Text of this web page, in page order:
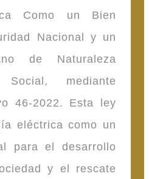
Como un Bien
Nacional y un
de Naturaleza
mediante
46-2022. Esta ley
eléctrica como un
para el desarrollo
y el rescate